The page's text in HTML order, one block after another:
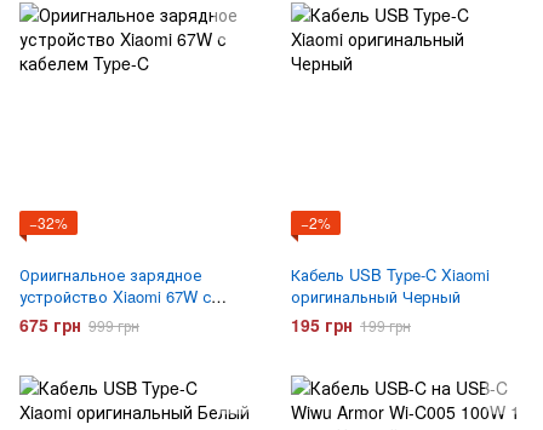
−32%
Ориигнальное зарядное
устройство Xiaomi 67W с
кабелем Type-C
675 грн 999 грн
−2%
Кабель USB Type-C Xiaomi
оригинальный Черный
195 грн 199 грн